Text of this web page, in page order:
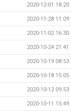
2020-12-01 18:20
2020-11-28 11:09
2020-11-02 16:30
2020-10-24 21:41
2020-10-19 08:53
2020-10-18 15:05
2020-10-12 09:53
2020-10-11 15:49